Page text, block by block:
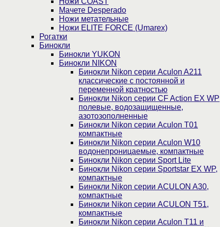
Мачете Desperado
Ножи метательные
Ножи ELITE FORCE (Umarex)
Рогатки
Бинокли
Бинокли YUKON
Бинокли NIKON
Бинокли Nikon серии Aculon A211
классические с постоянной и
переменной кратностью
Бинокли Nikon серии СF Action EX WP
полевые, водозащищенные,
азотозополненные
Бинокли Nikon серии Aculon T01
компактные
Бинокли Nikon серии Aculon W10
водонепроницаемые, компактные
Бинокли Nikon серии Sport Lite
Бинокли Nikon серии Sportstar EX WP,
компактные
Бинокли Nikon серии ACULON A30,
компактные
Бинокли Nikon серии ACULON Т51,
компактные
Бинокли Nikon серии Aculon T11 и